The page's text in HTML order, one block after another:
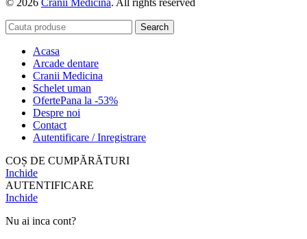
© 2026 Cranii Medicina. All rights reserved
Search
Acasa
Arcade dentare
Cranii Medicina
Schelet uman
OfertePana la -53%
Despre noi
Contact
Autentificare / Inregistrare
COȘ DE CUMPĂRĂTURI
Inchide
AUTENTIFICARE
Inchide
Nu ai inca cont?